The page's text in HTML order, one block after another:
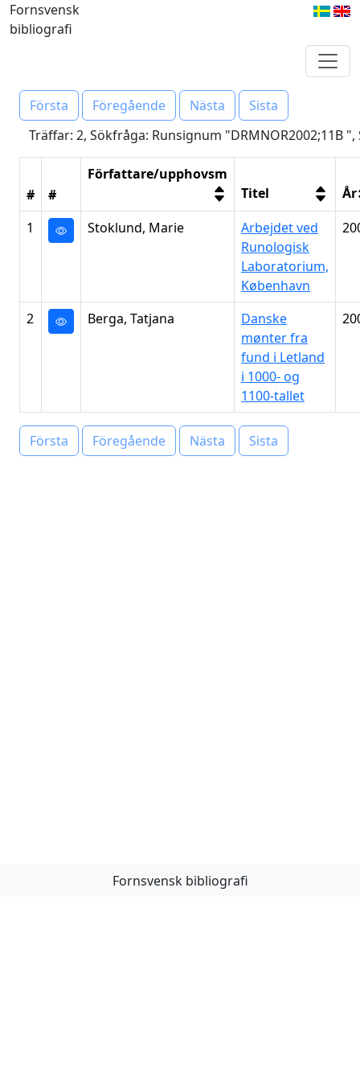
Fornsvensk
bibliografi
Första Föregående Nästa
Sista
Träffar: 2, Sökfråga: Runsignum "DRMNOR2002;11B ",
# #
Författare/upphovsm
Titel
År
1
Stoklund, Marie
Arbejdet ved
Runologisk
Laboratorium,
København
2 Berga, Tatjana
Danske
mønter fra
fund i Letland
i 1000- og
1100-tallet
Första Föregående Nästa Sista
Fornsvensk bibliografi